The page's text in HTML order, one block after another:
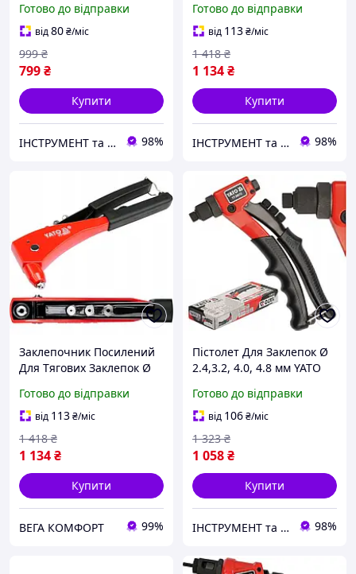
Готово до відправки
від80₴/міс
799₴
999 ₴
Купити
ІНСТРУМЕНТ та МЕТИЗИ 98%
Готово до відправки
від 113₴/міс
1 134₴
1 418 ₴
Купити
ІНСТРУМЕНТ та МЕТИЗИ 98%
Заклепочник Посилений
Для Тягових Заклепок Ø
36007)
Готово до відправки
від 113₴/міс
1 134₴
1 418 ₴
Купити
ВЕГА КОМФОРТ 99%
Пістолет Для Заклепок Ø
2.4,3.2, 4.0, 4.8 мм YATO
Готово до відправки
від 106₴/міс
1 058₴
1 323 ₴
Купити
ІНСТРУМЕНТ та МЕТИЗИ 98%